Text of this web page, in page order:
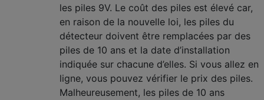
les piles 9V. Le coût des piles est élevé car,
en raison de la nouvelle loi, les piles du
détecteur doivent être remplacées par des
piles de 10 ans et la date d’installation
indiquée sur chacune d’elles. Si vous allez en
ligne, vous pouvez vérifier le prix des piles.
Malheureusement, les piles de 10 ans